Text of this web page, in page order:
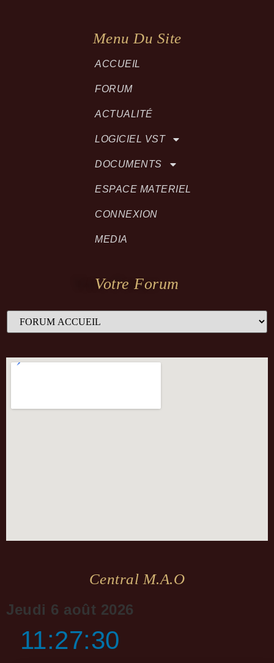
Menu Du Site
ACCUEIL
FORUM
ACTUALITÉ
LOGICIEL VST
DOCUMENTS
ESPACE MATERIEL
CONNEXION
MEDIA
Votre Forum
Central M.a.o
Jeudi 6 août 2026
11:27:30